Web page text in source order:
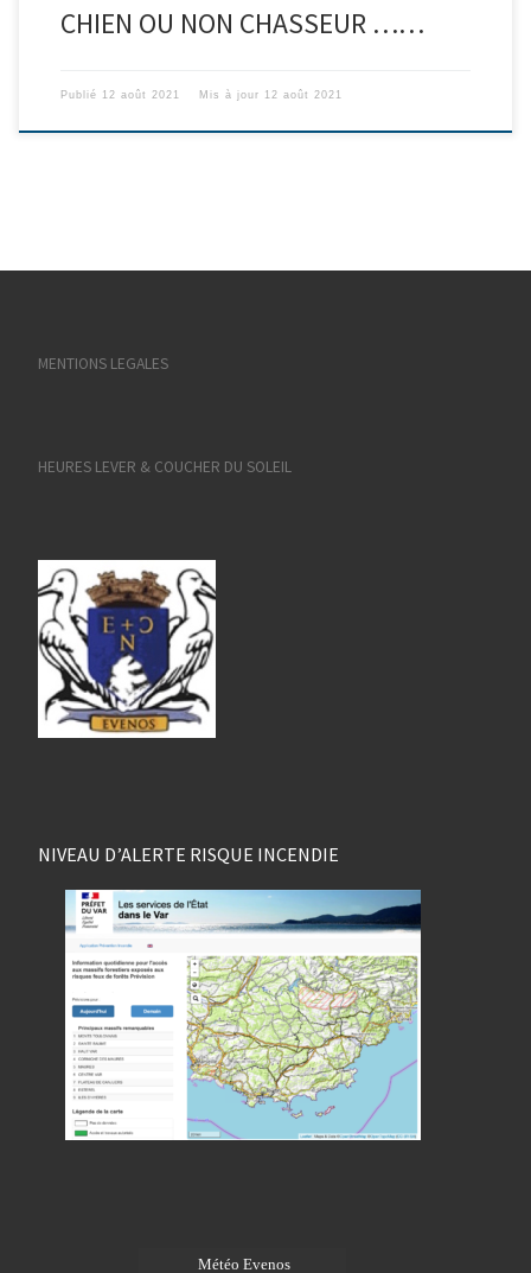
CHIEN OU NON CHASSEUR ……
Publié 12 août 2021 Mis à jour 12 août 2021
MENTIONS LEGALES
HEURES LEVER & COUCHER DU SOLEIL
NIVEAU D’ALERTE RISQUE INCENDIE